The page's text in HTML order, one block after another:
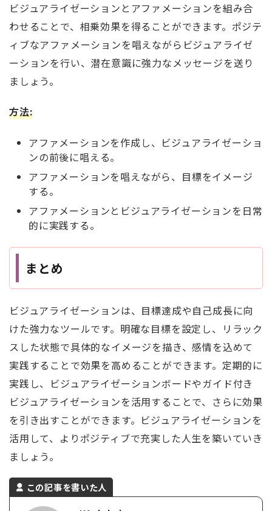
ビジュアライゼーションとアファメーションを組み合
わせることで、相乗効果を得ることができます。ポジテ
ィブなアファメーションを唱えながらビジュアライゼ
ーションを行い、潜在意識に強力なメッセージを送り
ましょう。
方法:
アファメーションを作成し、ビジュアライゼーショ
ンの前後に唱える。
アファメーションを唱えながら、目標をイメージ
する。
アファメーションとビジュアライゼーションを日常
的に実践する。
まとめ
ビジュアライゼーションは、目標達成や自己成長に向
けた強力なツールです。明確な目標を設定し、リラック
スした状態で具体的なイメージを描き、感情を込めて
実践することで効果を高めることができます。定期的に
実践し、ビジュアライゼーションボードやガイド付き
ビジュアライゼーションを活用することで、さらに効果
を引き出すことができます。ビジュアライゼーションを
活用して、よりポジティブで充実した人生を築いていき
ましょう。
この記事を書いた人